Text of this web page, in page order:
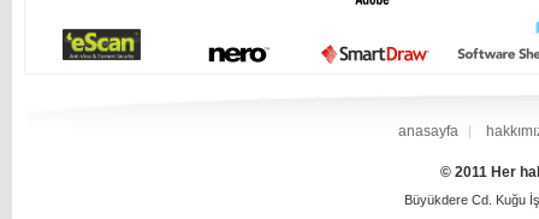
anasayfa
© 2011 Her
Büyükdere Cd. Kuğu